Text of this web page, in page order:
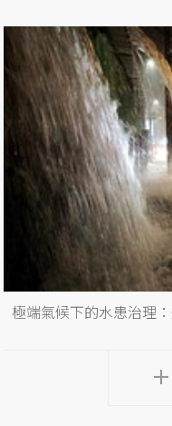
極端氣候下的水患治理